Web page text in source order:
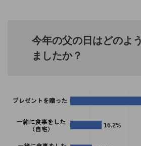
今年の父の日はどのよ
ましたか？